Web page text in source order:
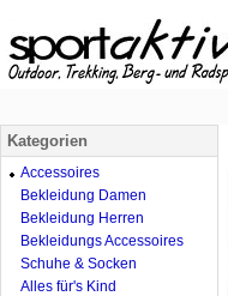
Kategorien
Accessoires
Bekleidung Damen
Bekleidung Herren
Bekleidungs Accessoires
Schuhe & Socken
Alles für's Kind